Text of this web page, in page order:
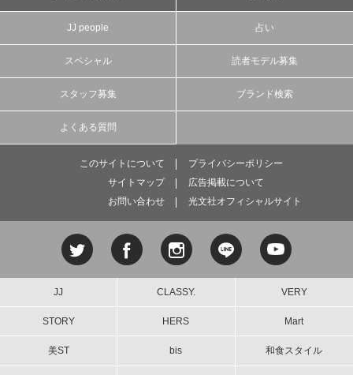
JJ people 占い
スペシャル 読者モデル募集
スタッフ募集 ブランド検索
よくある質問
このサイトについて
プライバシーポリシー
サイトマップ
広告掲載について
お問い合わせ
光文社オフィシャルサイト
JJ CLASSY. VERY
STORY HERS Mart
美ST bis 和食スタイル